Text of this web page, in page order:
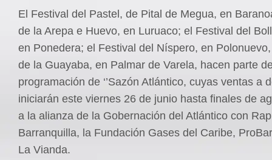
El Festival del Pastel, de Pital de Megua, en
de la Arepa e Huevo, en Luruaco; el Festival del
en Ponedera; el Festival del Níspero, en
de la Guayaba, en Palmar de Varela, hacen parte
programación de ‘’Sazón Atlántico, cuyas ventas a
iniciarán este viernes 26 de junio hasta finales de
a la alianza de la Gobernación del Atlántico con
Barranquilla, la Fundación Gases del Caribe,
La Vianda.